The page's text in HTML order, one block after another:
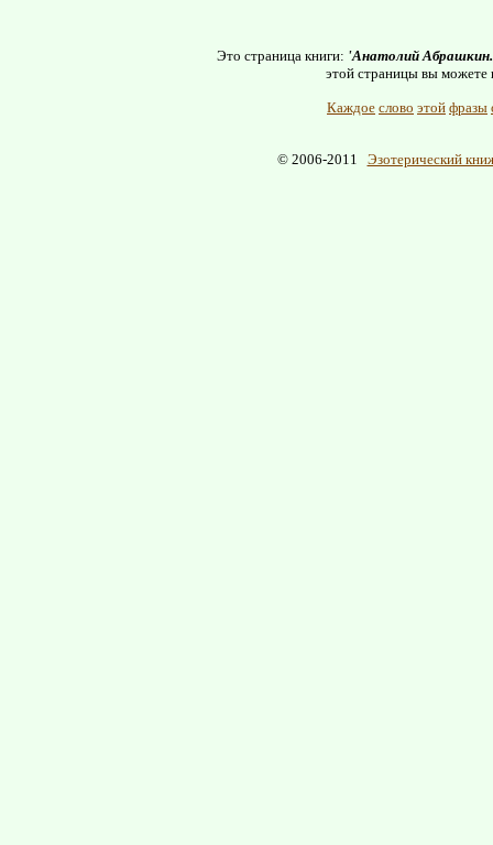
Это страница книги: 'Анатолий Абрашкин.
этой страницы вы можете
Каждое слово этой фразы
© 2006-2011 Эзотерический